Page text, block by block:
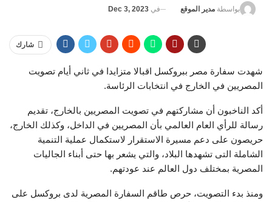
بواسطة مدير الموقع في Dec 3, 2023
شارك
شهدت سفارة مصر ببروكسل اقبالا متزايدا في ثاني أيام تصويت
المصريين في الخارج في انتخابات الرئاسة.
أكد الناخبون أن مشاركتهم في تصويت المصريين بالخارج، تقديم
رسالة للرأي العام العالمي بأن المصريين في الداخل، وكذلك الخارج،
حريصون على دعم مسيرة الاستقرار لاستكمال عملية التنمية
الشاملة التى تشهدها البلاد، والتي يشعر بها حتى أبناء الجاليات
المصرية بمختلف دول العالم عند عودتهم.
ومنذ بدء التصويت، حرص طاقم السفارة المصرية لدى بروكسل على